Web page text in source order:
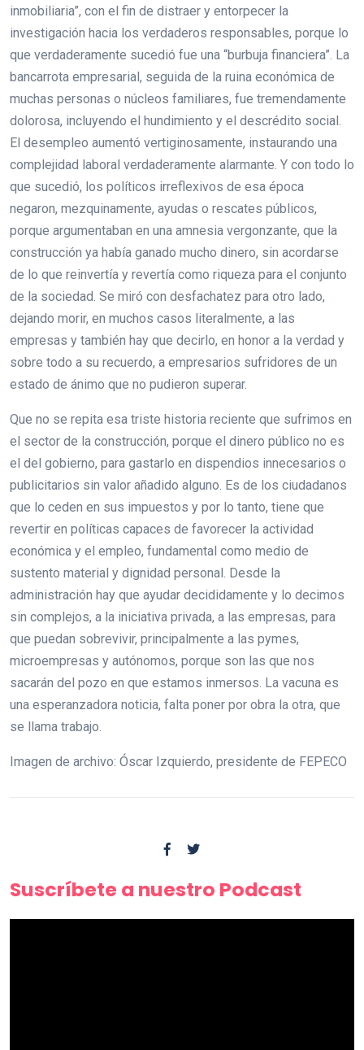
inmobiliaria”, con el fin de distraer y entorpecer la
investigación hacia los verdaderos responsables, porque lo
que verdaderamente sucedió fue una “burbuja financiera”. La
bancarrota empresarial, seguida de la ruina económica de
muchas personas o núcleos familiares, fue tremendamente
dolorosa, incluyendo el hundimiento y el descrédito social.
El desempleo aumentó vertiginosamente, instaurando una
complejidad laboral verdaderamente alarmante. Y con todo lo
que sucedió, los políticos irreflexivos de esa época
negaron, mezquinamente, ayudas o rescates públicos,
porque argumentaban en una amnesia vergonzante, que la
construcción ya había ganado mucho dinero, sin acordarse
de lo que reinvertía y revertía como riqueza para el conjunto
de la sociedad. Se miró con desfachatez para otro lado,
dejando morir, en muchos casos literalmente, a las
empresas y también hay que decirlo, en honor a la verdad y
sobre todo a su recuerdo, a empresarios sufridores de un
estado de ánimo que no pudieron superar.
Que no se repita esa triste historia reciente que sufrimos en
el sector de la construcción, porque el dinero público no es
el del gobierno, para gastarlo en dispendios innecesarios o
publicitarios sin valor añadido alguno. Es de los ciudadanos
que lo ceden en sus impuestos y por lo tanto, tiene que
revertir en políticas capaces de favorecer la actividad
económica y el empleo, fundamental como medio de
sustento material y dignidad personal. Desde la
administración hay que ayudar decididamente y lo decimos
sin complejos, a la iniciativa privada, a las empresas, para
que puedan sobrevivir, principalmente a las pymes,
microempresas y autónomos, porque son las que nos
sacarán del pozo en que estamos inmersos. La vacuna es
una esperanzadora noticia, falta poner por obra la otra, que
se llama trabajo.
Imagen de archivo: Óscar Izquierdo, presidente de FEPECO
Suscríbete a nuestro Podcast